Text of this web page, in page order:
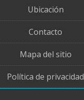
Ubicación
Contacto
Mapa del sitio
Política de privacidad